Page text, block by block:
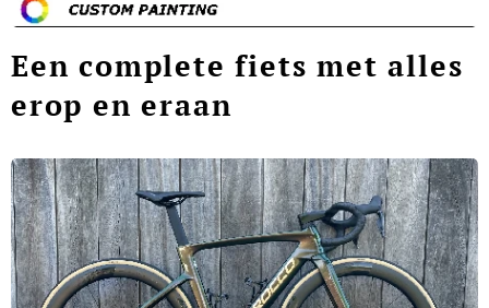
Een complete fiets met alles
erop en eraan